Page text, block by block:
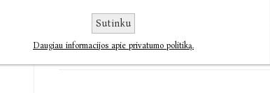
Komentarai
Susisiekite
Sutinku
Daugiau informacijos apie privatumo politiką.